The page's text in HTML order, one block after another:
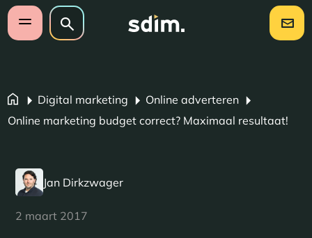
Navigatie overslaan
Open mobiel menu
Zoeken op website
Zoeken
Digital marketing
Online adverteren
Online marketing budget correct? Maximaal resultaat!
Jan Dirkzwager
2 maart 2017